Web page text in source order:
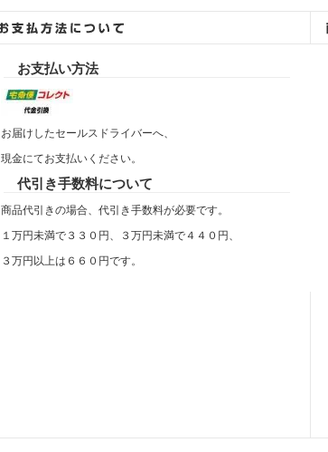
お支払い方法
お届けしたセールスドライバーへ、
現金にてお支払いください。
代引き手数料について
商品代引きの場合、代引き手数料が必要です。
１万円未満で３３０円、３万円未満で４４０円、
３万円以上は６６０円です。